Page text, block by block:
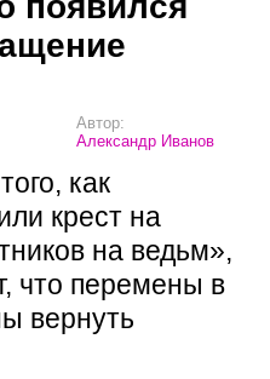
Автор:
Александр Иванов
как
крест на
на ведьм»,
что перемены в
вернуть